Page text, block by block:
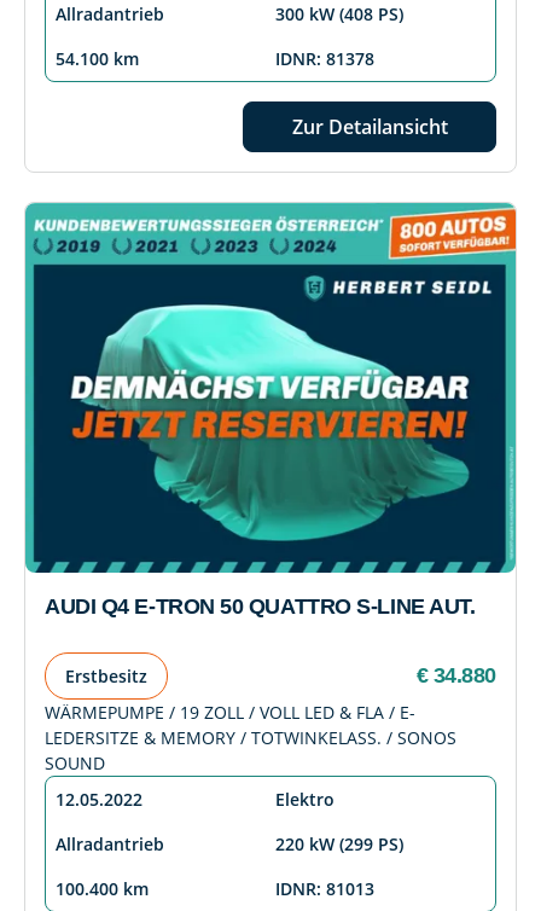
Allradantrieb
300 kW (408 PS)
54.100 km
IDNR: 81378
Zur Detailansicht
AUDI Q4 E-TRON 50 QUATTRO S-LINE AUT.
Erstbesitz € 34.880
WÄRMEPUMPE / 19 ZOLL / VOLL LED & FLA / E-
LEDERSITZE & MEMORY / TOTWINKELASS. / SONOS
SOUND
12.05.2022
Elektro
Allradantrieb
220 kW (299 PS)
100.400 km
IDNR: 81013